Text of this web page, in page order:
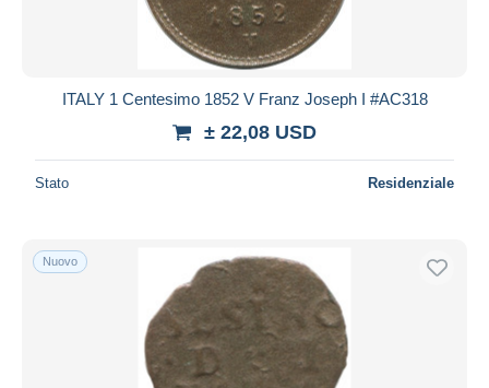
ITALY 1 Centesimo 1852 V Franz Joseph I #AC318
± 22,08 USD
Stato Residenziale
Nuovo